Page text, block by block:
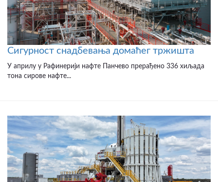
Сигурност снадбевања домаћег тржишта
У априлу у Рафинерији нафте Панчево прерађено 336 хиљада
тона сирове нафте...